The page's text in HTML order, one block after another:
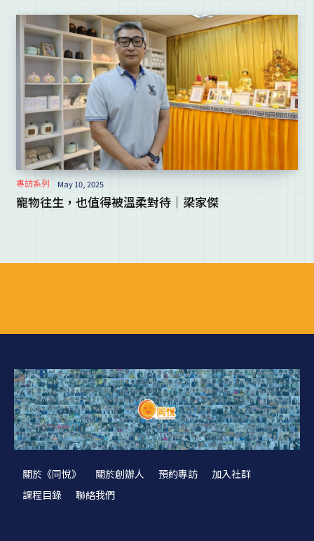
專訪系列 May 10, 2025
寵物往生，也值得被溫柔對待｜梁家傑
關於《同悅》 關於創辦人 預約專訪
加入社群
課程目錄
聯絡我們